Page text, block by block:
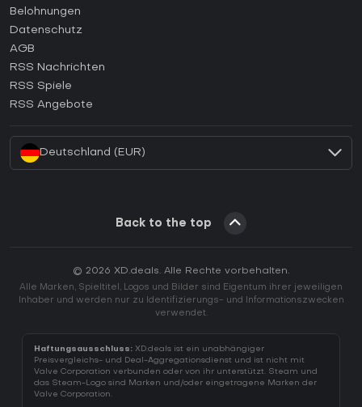
Wie aktiviert man einen Steam CD Key?
Wie aktiviert man einen Epic Games CD Key?
Wie aktiviert man einen GOG CD Key?
Wie aktiviert man einen Ubisoft Connect CD Key?
Belohnungen
Datenschutz
AGB
RSS Nachrichten
RSS Spiele
RSS Angebote
Deutschland (EUR)
Back to the top
© 2026 XD.deals. Alle Rechte vorbehalten.
Alle Marken, Spieltitel, Logos und Bilder sind Eigentum ihrer jeweiligen
Inhaber und werden nur zu Identifizierungs- und Informationszwecken
verwendet.
Haftungsausschluss: XD.deals ist ein unabhängiger
Preisvergleichs- und Deal-Aggregationsdienst und ist nicht mit
Valve Corporation verbunden oder von ihr unterstützt. Steam und
das Steam-Logo sind Marken und/oder eingetragene Marken der
Valve Corporation.